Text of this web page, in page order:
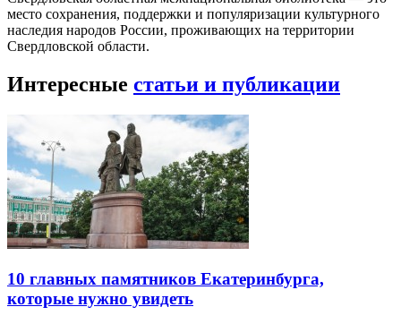
место сохранения, поддержки и популяризации культурного
наследия народов России, проживающих на территории
Свердловской области.
Интересные статьи и публикации
10 главных памятников Екатеринбурга,
которые нужно увидеть